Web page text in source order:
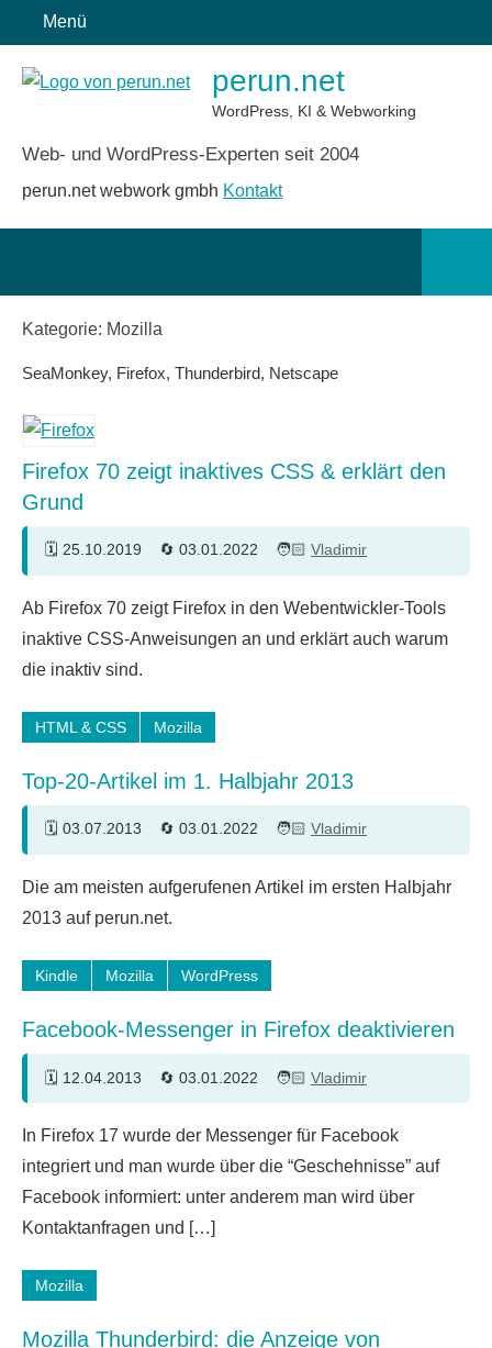
Inhalt
springen
Menü
perun.net
WordPress, KI & Webworking
Web- und WordPress-Experten seit 2004
perun.net webwork gmbh Kontakt
Kategorie: Mozilla
SeaMonkey, Firefox, Thunderbird, Netscape
Firefox 70 zeigt inaktives CSS & erklärt den
Grund
25.10.2019 03.01.2022 Vladimir
Ab Firefox 70 zeigt Firefox in den Webentwickler-Tools
inaktive CSS-Anweisungen an und erklärt auch warum
die inaktiv sind.
HTML & CSS Mozilla
Top-20-Artikel im 1. Halbjahr 2013
03.07.2013 03.01.2022 Vladimir
Die am meisten aufgerufenen Artikel im ersten Halbjahr
2013 auf perun.net.
Kindle Mozilla WordPress
Facebook-Messenger in Firefox deaktivieren
12.04.2013 03.01.2022 Vladimir
In Firefox 17 wurde der Messenger für Facebook
integriert und man wurde über die “Geschehnisse” auf
Facebook informiert: unter anderem man wird über
Kontaktanfragen und […]
Mozilla
Mozilla Thunderbird: die Anzeige von